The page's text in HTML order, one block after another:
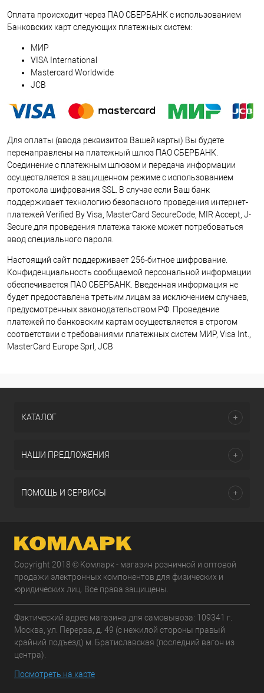
Оплата происходит через ПАО СБЕРБАНК с использованием
Банковских карт следующих платежных систем:
МИР
VISA International
Mastercard Worldwide
JCB
Для оплаты (ввода реквизитов Вашей карты) Вы будете
перенаправлены на платежный шлюз ПАО СБЕРБАНК.
Соединение с платежным шлюзом и передача информации
осуществляется в защищенном режиме с использованием
протокола шифрования SSL. В случае если Ваш банк
поддерживает технологию безопасного проведения интернет-
платежей Verified By Visa, MasterCard SecureCode, MIR Accept, J-
Secure для проведения платежа также может потребоваться
ввод специального пароля.
Настоящий сайт поддерживает 256-битное шифрование.
Конфиденциальность сообщаемой персональной информации
обеспечивается ПАО СБЕРБАНК. Введенная информация не
будет предоставлена третьим лицам за исключением случаев,
предусмотренных законодательством РФ. Проведение
платежей по банковским картам осуществляется в строгом
соответствии с требованиями платежных систем МИР, Visa Int.,
MasterCard Europe Sprl, JCB
КАТАЛОГ
НАШИ ПРЕДЛОЖЕНИЯ
ПОМОЩЬ И СЕРВИСЫ
Copyright 2018 © Комларк - магазин розничной и оптовой
продажи электронных компонентов для физических и
юридических лиц. Все права защищены.
Фактический адрес магазина для самовывоза: 109341 г.
Москва, ул. Перерва, д. 49 (с нежилой стороны правый
крайний подъезд) м. Братиславская (последний вагон из
центра).
Посмотреть на карте